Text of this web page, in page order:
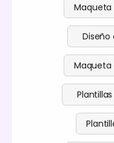
Maqueta
Diseño
Maqueta